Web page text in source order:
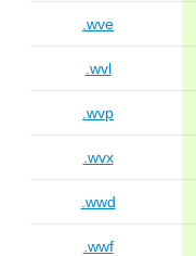
.wve
.wvl
.wvp
.wvx
.wwd
.wwf